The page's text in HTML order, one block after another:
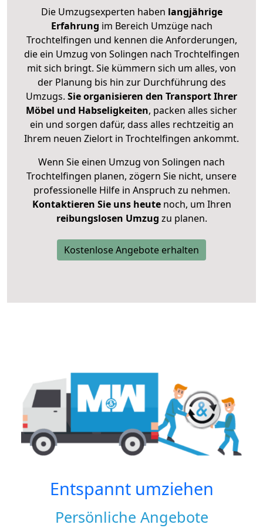
Die Umzugsexperten haben langjährige
Erfahrung im Bereich Umzüge nach
Trochtelfingen und kennen die Anforderungen,
die ein Umzug von Solingen nach Trochtelfingen
mit sich bringt. Sie kümmern sich um alles, von
der Planung bis hin zur Durchführung des
Umzugs. Sie organisieren den Transport Ihrer
Möbel und Habseligkeiten, packen alles sicher
ein und sorgen dafür, dass alles rechtzeitig an
Ihrem neuen Zielort in Trochtelfingen ankommt.
Wenn Sie einen Umzug von Solingen nach
Trochtelfingen planen, zögern Sie nicht, unsere
professionelle Hilfe in Anspruch zu nehmen.
Kontaktieren Sie uns heutenoch, um Ihren
reibungslosen Umzug zu planen.
Kostenlose Angebote erhalten
Entspannt umziehen
Persönliche Angebote